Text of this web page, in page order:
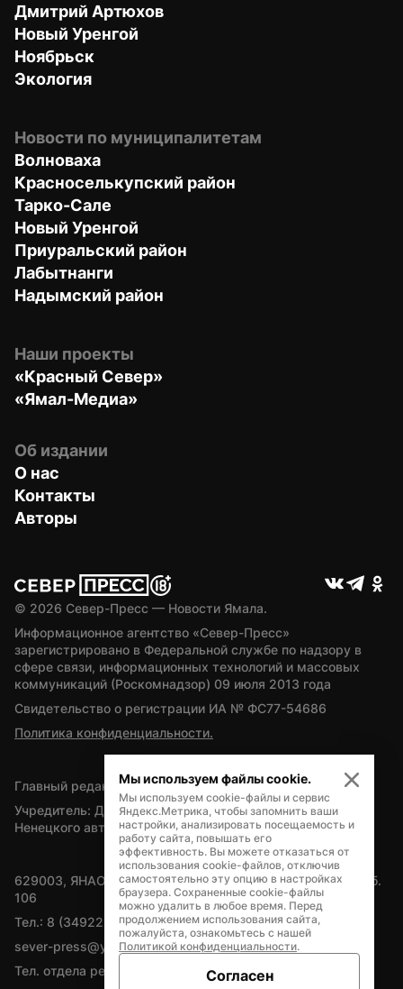
Дмитрий Артюхов
Новый Уренгой
Ноябрьск
Экология
Новости по муниципалитетам
Волноваха
Красноселькупский район
Тарко-Сале
Новый Уренгой
Приуральский район
Лабытнанги
Надымский район
Наши проекты
«Красный Север»
«Ямал-Медиа»
Об издании
О нас
Контакты
Авторы
© 2026 Север-Пресс — Новости Ямала.
Информационное агентство «Север-Пресс»
зарегистрировано в Федеральной службе по надзору в
сфере связи, информационных технологий и массовых
коммуникаций (Роскомнадзор) 09 июля 2013 года
Свидетельство о регистрации ИА № ФС77-54686
Политика конфиденциальности.
Главный редактор — А.Л. Поздеев
Учредитель: Департамент внутренней политики Ямало-
Ненецкого автономного округа
629003, ЯНАО, Салехард, мкр. Богдана Кнунянца, д.1, каб.
106
Тел.: 8 (34922) 71262
sever-press@yamal-media.ru
Тел. отдела рекламы: 8 (34922) 42728
Мы используем файлы cookie.
Мы используем cookie-файлы и сервис
Яндекс.Метрика, чтобы запомнить ваши
настройки, анализировать посещаемость и
работу сайта, повышать его
эффективность. Вы можете отказаться от
использования cookie-файлов, отключив
самостоятельно эту опцию в настройках
браузера. Сохраненные cookie-файлы
можно удалить в любое время. Перед
продолжением использования сайта,
пожалуйста, ознакомьтесь с нашей
Политикой конфиденциальности.
Согласен